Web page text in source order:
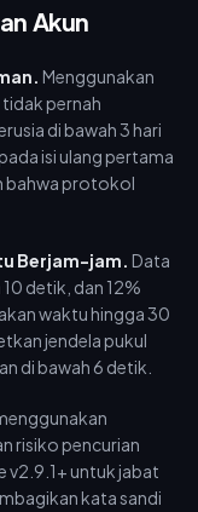
Akun
Menggunakan
pernah
di bawah 3 hari
isi ulang pertama
bahwa protokol
Berjam-jam. Data
detik, dan 12%
waktu hingga 30
jendela pukul
di bawah 6 detik.
risiko pencurian
v2.9.1+ untuk jabat
kata sandi